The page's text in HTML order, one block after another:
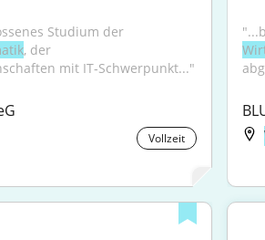
, der
mit IT‑Schwerpunkt..."
Vollzeit